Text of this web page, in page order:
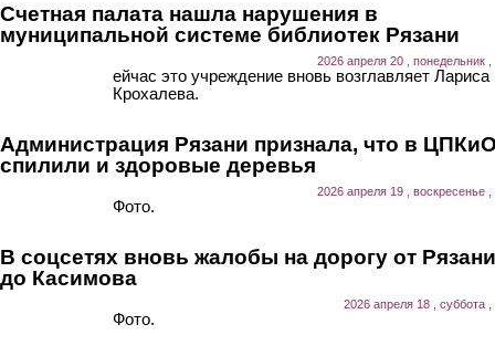
Счетная палата нашла нарушения в
муниципальной системе библиотек Рязани
2026 апреля 20 , понедельник ,
ейчас это учреждение вновь возглавляет Лариса
Крохалева.
Администрация Рязани признала, что в
спилили и здоровые деревья
2026 апреля 19 , воскресенье ,
Фото.
В соцсетях вновь жалобы на дорогу от Рязани
до Касимова
2026 апреля 18 , суббота ,
Фото.